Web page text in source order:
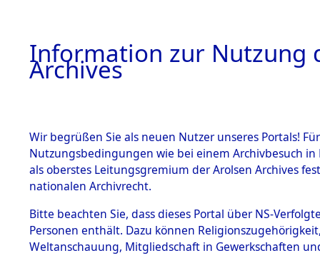
BESTÄNDE
1.
Inhaftierungsdoku
mente
1.2.9 Beim ITS
0059
Information zur Nutzung
Archives
Wir begrüßen Sie als neuen Nutzer unseres Portals!
Nutzungsbedingungen wie bei einem Archivbesuch
als oberstes Leitungsgremium der Arolsen Archives
nationalen Archivrecht.
Bitte beachten Sie, dass dieses Portal über NS-
Personen enthält. Dazu können
Weltanschauung, Mitgliedschaft in Gewerkschaften